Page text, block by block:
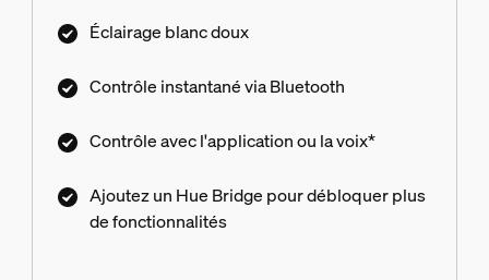
Éclairage blanc doux
Contrôle instantané via Bluetooth
Contrôle avec l'application ou la voix*
Ajoutez un Hue Bridge pour débloquer plus
de fonctionnalités